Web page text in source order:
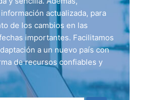
actualizada, para
de los cambios en las
importantes. Facilitamos
a un nuevo país con
de recursos confiables y